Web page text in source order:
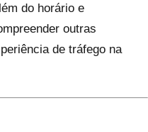
do horário e
outras
de tráfego na